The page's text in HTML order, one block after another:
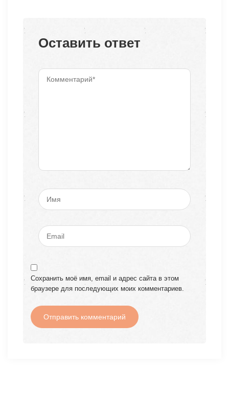
Оставить ответ
Сохранить моё имя, email и адрес сайта в этом
браузере для последующих моих комментариев.